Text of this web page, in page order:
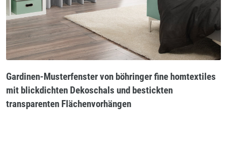
Gardinen-Musterfenster von böhringer fine homtextiles
mit blickdichten Dekoschals und bestickten
transparenten Flächenvorhängen